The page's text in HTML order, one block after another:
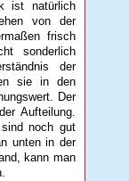
ist natürlich
von der
frisch
sonderlich
der
sie in den
Der
Aufteilung.
noch gut
unten in der
kann man